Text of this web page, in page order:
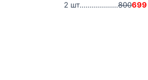
2 шт...................800699